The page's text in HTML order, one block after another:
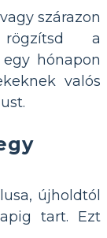
szárazon
rögzítsd a
hónapon
valós
újholdtól
tart. Ezt